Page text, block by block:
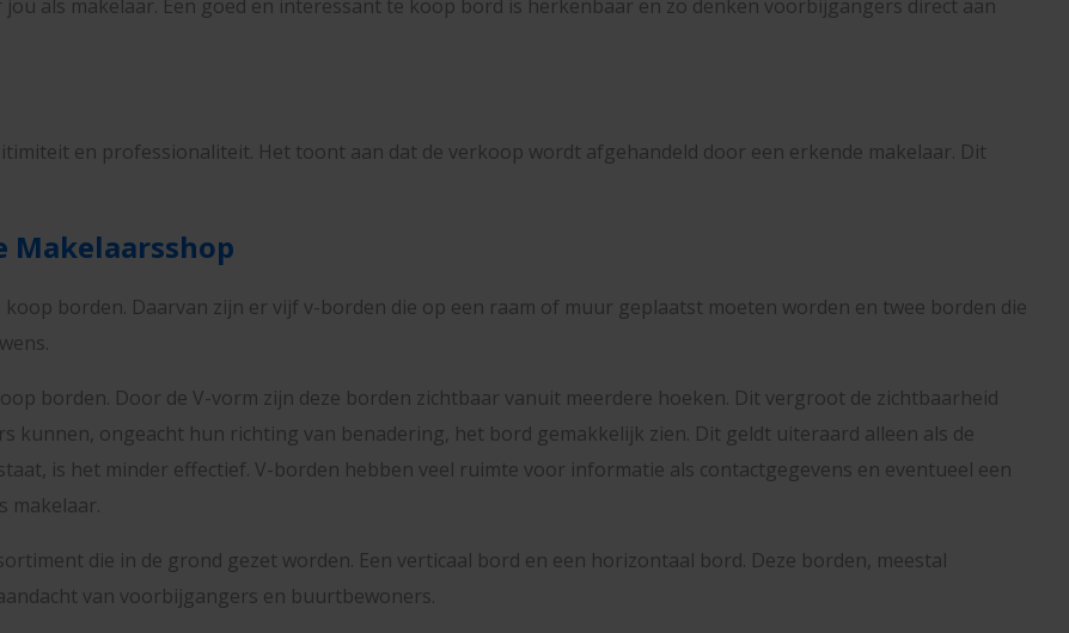
als makelaar. Een goed en interessant te koop bord is herkenbaar en zo denken voorbijgangers direct aan
en professionaliteit. Het toont aan dat de verkoop wordt afgehandeld door een erkende makelaar. Dit
Makelaarsshop
borden. Daarvan zijn er vijf v-borden die op een raam of muur geplaatst moeten worden en twee borden die
borden. Door de V-vorm zijn deze borden zichtbaar vanuit meerdere hoeken. Dit vergroot de zichtbaarheid
kunnen, ongeacht hun richting van benadering, het bord gemakkelijk zien. Dit geldt uiteraard alleen als de
is het minder effectief. V-borden hebben veel ruimte voor informatie als contactgegevens en eventueel een
makelaar.
die in de grond gezet worden. Een verticaal bord en een horizontaal bord. Deze borden, meestal
van voorbijgangers en buurtbewoners.